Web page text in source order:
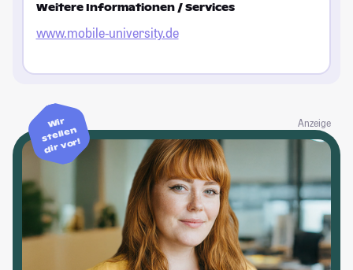
Weitere Informationen / Services
www.mobile-university.de
Anzeige
Wir
stellen
dir vor!